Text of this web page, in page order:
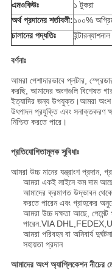
এমওকিউঃ
১ টুকরা
অর্থ প্রদানের শর্তাবলী:১০০%
চালানের পদ্ধতিঃ
বর্ণনাঃ
আমরা পেশাদারভাবে প্লটার,
করছি, আমাদের অংশগুলি বিশেষত
ইত্যাদির জন্য উপযুক্ত।আমরা অংশ
উৎপাদন প্রযুক্তি এবং সনাক্তকরণ
নিশ্চিত করতে পারে।
প্রতিযোগিতামূলক সুবিধাঃ
আমরা উচ্চ মানের যন্ত্রাংশ প্রদান,
আমরা একই লাইনে কম দাম
আমাদের ক্রমাগত উদ্ভাবন
করতে পারেন এবং গ্রাহকের
আমরা উচ্চ দক্ষতা আছে, পেমেন্ট
পারেন.VIA
আমরা পরিবহন বা অনিবার্য
সহায়তা প্রদান
আমাদের অংশ অ্যাপ্লিকেশন নীচের